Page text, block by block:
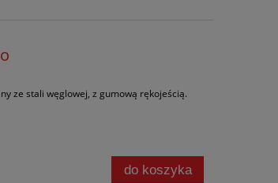
ze stali węglowej, z gumową rękojeścią.
do koszyka